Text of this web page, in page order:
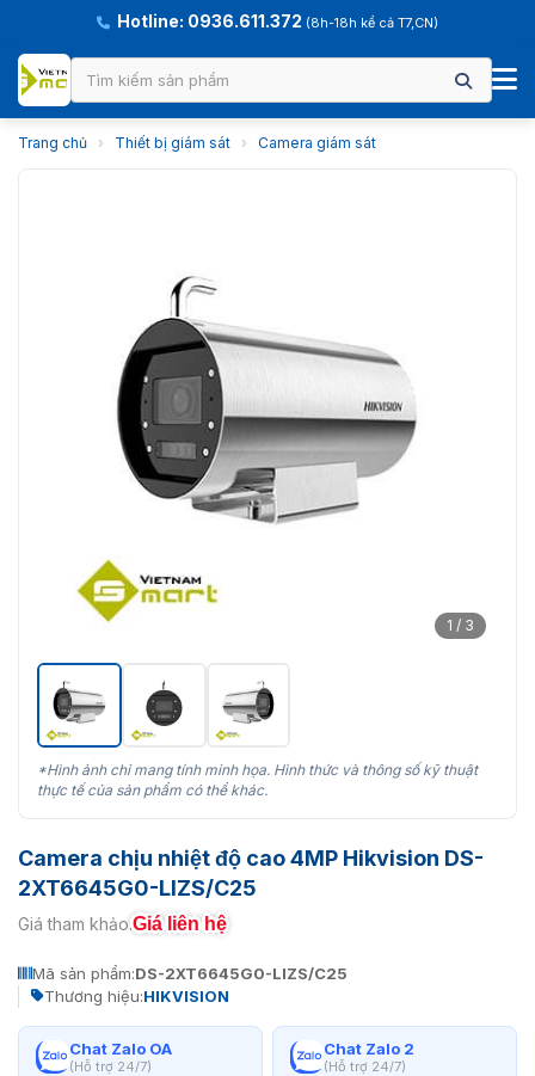
Hotline: 0936.611.372 (8h-18h kể cả T7,CN)
Trang chủ › Thiết bị giám sát › Camera giám sát
1 / 3
*Hình ảnh chỉ mang tính minh họa. Hình thức và thông số kỹ thuật
thực tế của sản phẩm có thể khác.
Camera chịu nhiệt độ cao 4MP Hikvision DS-
2XT6645G0-LIZS/C25
Giá tham khảo:Giá liên hệ
Mã sản phẩm:DS-2XT6645G0-LIZS/C25
Thương hiệu:HIKVISION
Chat Zalo OA
(Hỗ trợ 24/7)
Chat Zalo 2
(Hỗ trợ 24/7)